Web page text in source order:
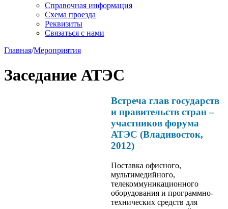
Справочная информация
Схема проезда
Реквизиты
Связаться с нами
Главная/Мероприятия
Заседание АТЭС
Встреча глав государств
и правительств стран –
участников форума
АТЭС (Владивосток,
2012)
Поставка офисного,
мультимедийного,
телекоммуникационного
оборудования и программно-
технических средств для